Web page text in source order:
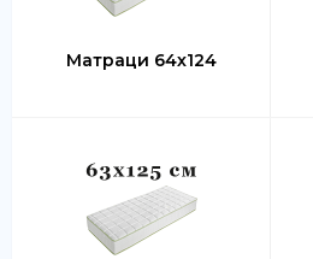
Матраци 64х124